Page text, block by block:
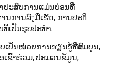
ຳປະສົບການແມ່ນບ່ອນທີ່
ການລົງມືເຮັດ, ການປະຕິ
ເປັນຮູບປະທຳ.
ເປັນໜ່ວຍການຮຽນຮູ້ທີ່ສົມບູນ,
ຂົ້າຮ່ວມ, ປະມວນຂໍ້ມູນ,